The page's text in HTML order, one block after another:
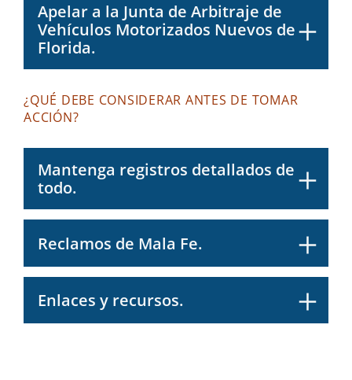
Apelar a la Junta de Arbitraje de
Vehículos Motorizados Nuevos de
Florida.
¿QUÉ DEBE CONSIDERAR ANTES DE TOMAR
ACCIÓN?
Mantenga registros detallados de
todo.
Reclamos de Mala Fe.
Enlaces y recursos.